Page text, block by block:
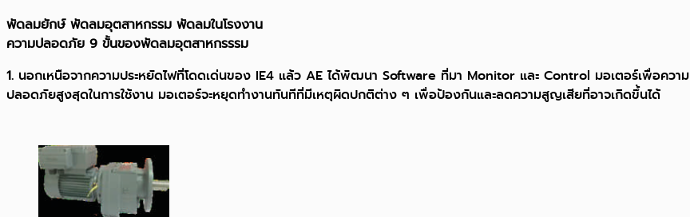
พัดลมยักษ์ พัดลมอุตสาหกรรม พัดลมในโรงงาน
ความปลอดภัย 9 ขั้นของพัดลมอุตสาหกรรรม
1. นอกเหนือจากความประหยัดไฟที่โดดเด่นของ IE4 แล้ว AE ได้พัฒนา Software ที่มา Monitor และ Control มอเตอร์เพื่อความ
ปลอดภัยสูงสุดในการใช้งาน มอเตอร์จะหยุดทำงานทันทีที่มีเหตุผิดปกติต่าง ๆ เพื่อป้องกันและลดความสูญเสียที่อาจเกิดขึ้นได้